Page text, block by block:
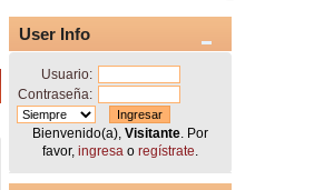
User Info
Usuario:
Contraseña:
Bienvenido(a),Visitante . Por
favor,ingresa oregístrate